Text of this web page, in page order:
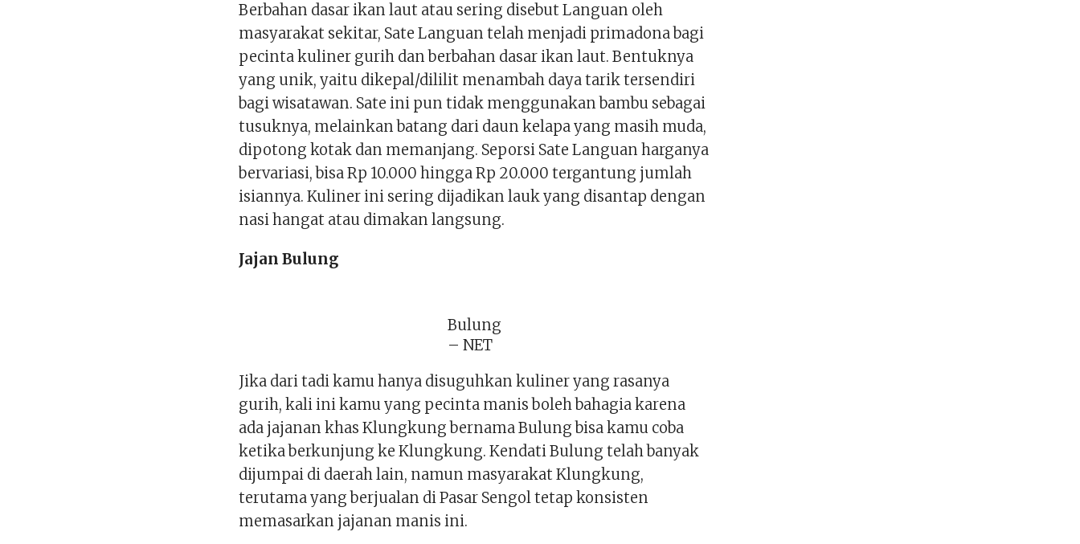
Berbahan dasar ikan laut atau sering disebut Languan oleh
masyarakat sekitar, Sate Languan telah menjadi primadona bagi
pecinta kuliner gurih dan berbahan dasar ikan laut. Bentuknya
yang unik, yaitu dikepal/dililit menambah daya tarik tersendiri
bagi wisatawan. Sate ini pun tidak menggunakan bambu sebagai
tusuknya, melainkan batang dari daun kelapa yang masih muda,
dipotong kotak dan memanjang. Seporsi Sate Languan harganya
bervariasi, bisa Rp 10.000 hingga Rp 20.000 tergantung jumlah
isiannya. Kuliner ini sering dijadikan lauk yang disantap dengan
nasi hangat atau dimakan langsung.
Jajan Bulung
Bulung
– NET
Jika dari tadi kamu hanya disuguhkan kuliner yang rasanya
gurih, kali ini kamu yang pecinta manis boleh bahagia karena
ada jajanan khas Klungkung bernama Bulung bisa kamu coba
ketika berkunjung ke Klungkung. Kendati Bulung telah banyak
dijumpai di daerah lain, namun masyarakat Klungkung,
terutama yang berjualan di Pasar Sengol tetap konsisten
memasarkan jajanan manis ini.